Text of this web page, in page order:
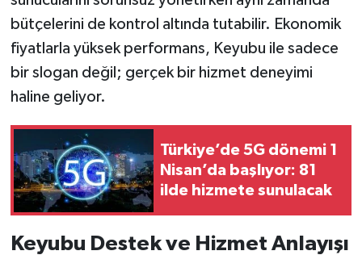
bütçelerini de kontrol altında tutabilir. Ekonomik
fiyatlarla yüksek performans, Keyubu ile sadece
bir slogan değil; gerçek bir hizmet deneyimi
haline geliyor.
Türkiye’de 5G dönemi 1
Nisan’da başlıyor: 81
ilde hizmete sunulacak
Keyubu Destek ve Hizmet Anlayışı